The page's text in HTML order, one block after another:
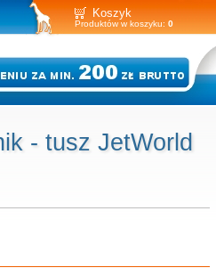
Koszyk
Produktów w koszyku: 0
- tusz JetWorld